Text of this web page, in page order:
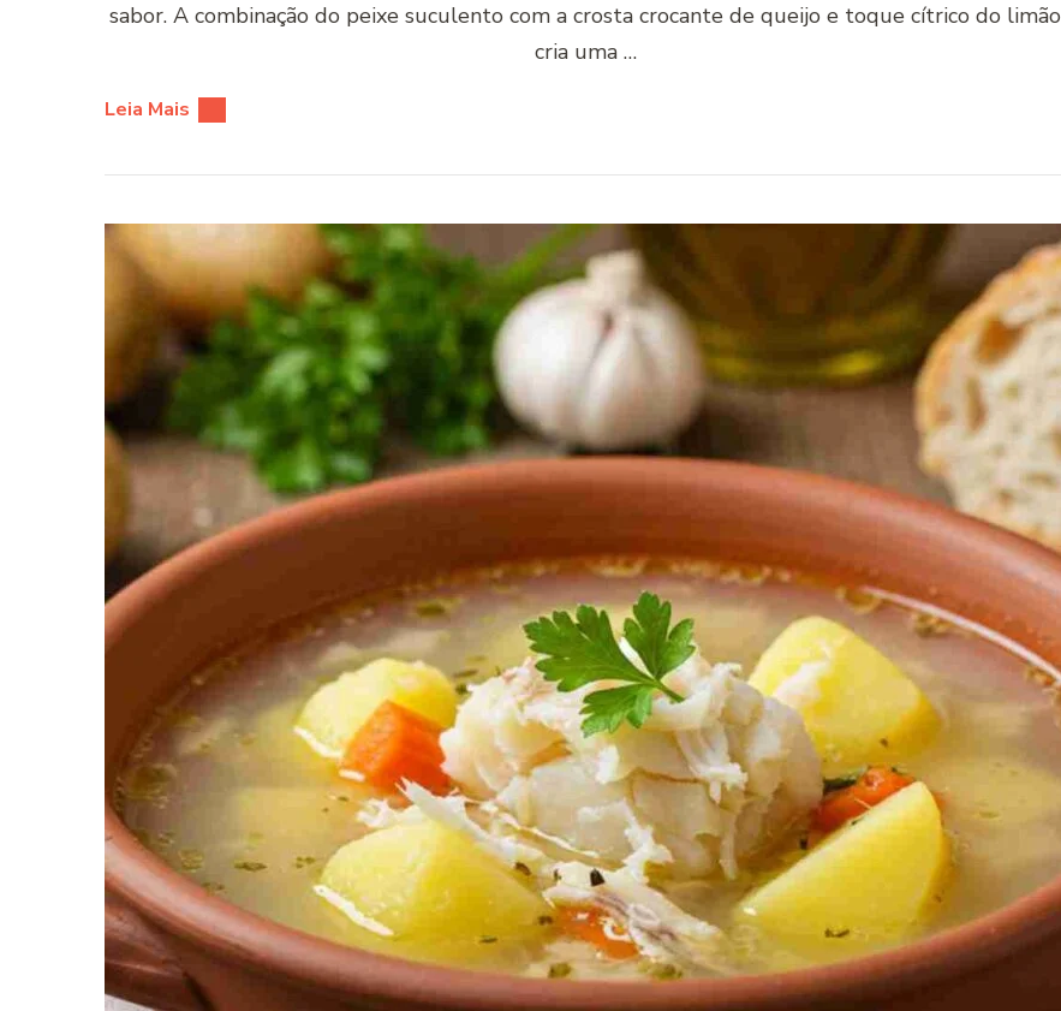
sabor. A combinação do peixe suculento com a crosta crocante de queijo e toque cítrico do limão
cria uma …
Leia Mais